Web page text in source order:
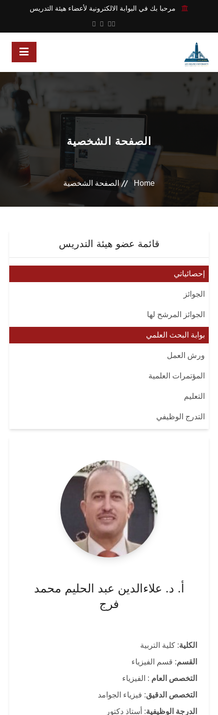
مرحبا بك في البوابة الالكترونية لأعضاء هيئة التدريس
الصفحة الشخصية
Home الصفحة الشخصية
قائمة عضو هيئة التدريس
إحصائياتي
الجوائز
الجوائز المرشح لها
بوابة البحث العلمي
ورش العمل
المؤتمرات العلمية
التعليم
التدرج الوظيفي
أ. د. علاءالدين عبد الحليم محمد
فرج
الكلية: كلية التربية
القسم: قسم الفيزياء
التخصص العام : الفيزياء
التخصص الدقيق: فيزياء الجوامد
الدرجة الوظيفية: أستاذ دكتور